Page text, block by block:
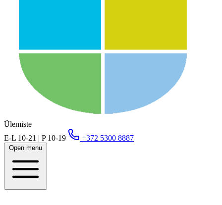
Ülemiste
E-L 10-21 | P 10-19
+372 5300 8887
Open menu